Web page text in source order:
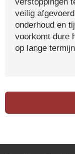
veilig
onderhoud en
voorkomt dure
op lange